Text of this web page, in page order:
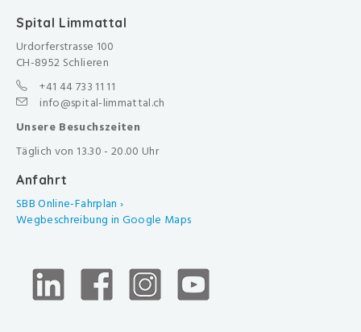
Spital Limmattal
Urdorferstrasse 100
CH-8952 Schlieren
+41 44 733 11 11
info@spital-limmattal.ch
Unsere Besuchszeiten
Täglich von 13.30 - 20.00 Uhr
Anfahrt
SBB Online-Fahrplan ›
Wegbeschreibung in Google Maps